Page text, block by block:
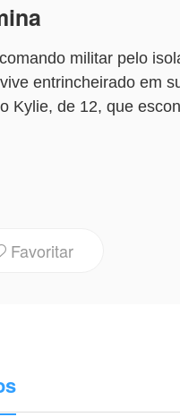
militar pelo
entrincheirado em
Kylie, de 12, que
de 6 anos do
que, embora o luto
invisíveis, o resgate
Favoritar